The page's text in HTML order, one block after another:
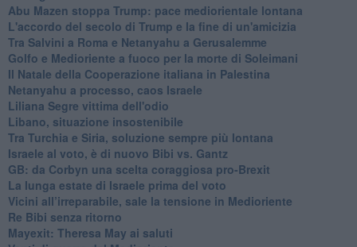
Abu Mazen stoppa Trump: pace mediorientale lontana
L'accordo del secolo di Trump e la fine di un'amicizia
Tra Salvini a Roma e Netanyahu a Gerusalemme
Golfo e Medioriente a fuoco per la morte di Soleimani
Il Natale della Cooperazione italiana in Palestina
Netanyahu a processo, caos Israele
Liliana Segre vittima dell'odio
Libano, situazione insostenibile
Tra Turchia e Siria, soluzione sempre più lontana
Israele al voto, è di nuovo Bibi vs. Gantz
GB: da Corbyn una scelta coraggiosa pro-Brexit
La lunga estate di Israele prima del voto
Vicini all’irreparabile, sale la tensione in Medioriente
Re Bibi senza ritorno
Mayexit: Theresa May ai saluti